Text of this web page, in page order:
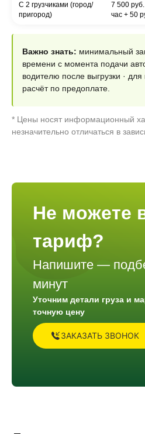
С 2 грузчиками (город/
пригород)
7 500
час + 50
Важно знать: минимальный
времени с момента подачи
водителю после выгрузки ·
расчёт по предоплате.
* Цены носят информационный
незначительно отличаться в
Не можете
тариф?
Напишите —
минут
Уточним детали груза и
точную цену
ЗАКАЗАТЬ ЗВОНОК